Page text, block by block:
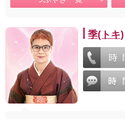
季(トキ)